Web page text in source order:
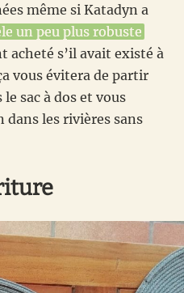
même si Katadyn a
un peu plus robuste
acheté s’il avait existé à
vous évitera de partir
sac à dos et vous
les rivières sans